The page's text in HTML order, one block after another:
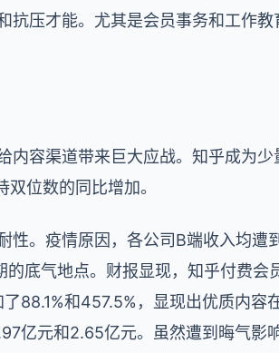
抗压才能。尤其是会员事务和工作
内容渠道带来巨大应战。知乎成为
位数的同比增加。
。疫情原因，各公司B端收入均遭
底气地点。财报显现，知乎付费会
88.1%和457.5%，显现出优质内容
亿元和2.65亿元。虽然遭到晦气影